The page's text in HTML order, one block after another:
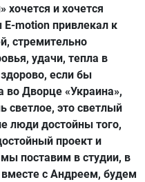
хочется и хочется
motion привлекал к
стремительно
удачи, тепла в
если бы
Дворце «Украина»,
светлое, это светлый
люди достойны того,
проект и
поставим в студии, в
с Андреем, будем